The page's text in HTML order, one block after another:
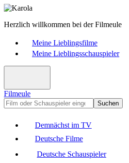
Herzlich willkommen bei der Filmeule
Meine Lieblingsfilme
Meine Lieblingsschauspieler
Filmeule
Suchen
Demnächst im TV
Deutsche Filme
Deutsche Schauspieler